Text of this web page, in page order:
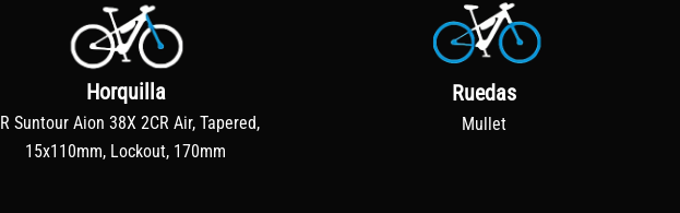
Horquilla
Suntour Aion 38X 2CR Air, Tapered,
15x110mm, Lockout, 170mm
Ruedas
Mullet